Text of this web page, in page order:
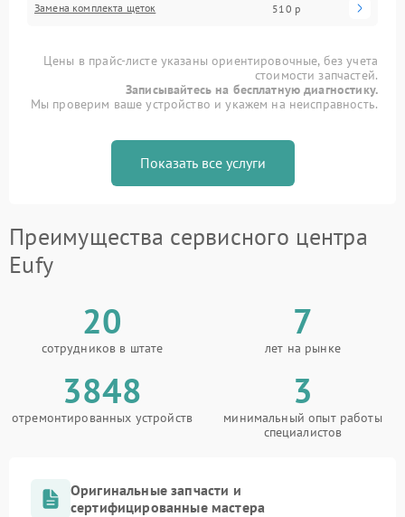
Замена комплекта щеток 510 р
Цены в прайс-листе указаны ориентировочные, без учета
стоимости запчастей.
Записывайтесь на бесплатную диагностику.
Мы проверим ваше устройство и укажем на неисправность.
Показать все услуги
Преимущества сервисного центра
Eufy
20
сотрудников в штате
7
лет на рынке
3848
отремонтированных устройств
3
минимальный опыт работы
специалистов
Оригинальные запчасти и
сертифицированные мастера